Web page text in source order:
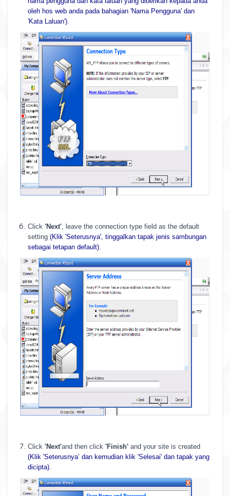
oleh hos web anda pada bahagian 'Nama Pengguna' dan
'Kata Laluan').
Click 'Next', leave the connection type field as the default
setting (Klik 'Seterusnya', tinggalkan tapak jenis sambungan
sebagai tetapan default).
Click 'Next'and then click 'Finish' and your site is created
(Klik 'Seterusnya’ dan kemudian klik 'Selesai' dan tapak yang
dicipta).